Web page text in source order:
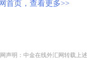
首页，查看更多>>
声明：中金在线外汇网转载上